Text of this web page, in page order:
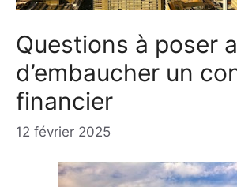
Questions à poser
d’embaucher un
financier
12 février 2025